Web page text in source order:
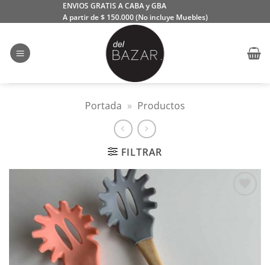
al
ENVIOS GRATIS A CABA y GBA
A partir de $ 150.000 (No incluye Muebles)
Portada » Productos
FILTRAR